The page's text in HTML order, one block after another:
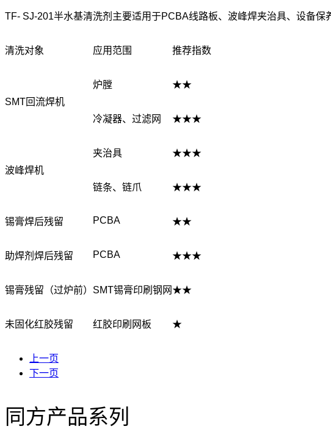
TF- SJ-201半水基清洗剂主要适用于PCBA线路板、波峰焊夹治具、设备
清洗对象 应用范围 推荐指数
SMT回流焊机
炉膛 ★★
冷凝器、过滤网 ★★★
波峰焊机
夹治具 ★★★
链条、链爪 ★★★
锡膏焊后残留 PCBA ★★
助焊剂焊后残留 PCBA ★★★
锡膏残留（过炉前） SMT锡膏印刷钢网 ★★
未固化红胶残留 红胶印刷网板 ★
上一页
下一页
同方产品系列